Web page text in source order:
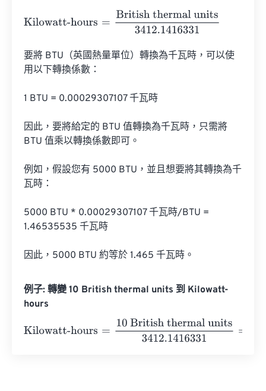
Kilowatt-hours British thermal units3412.1416331
要將 BTU（英國熱量單位）轉換為千瓦時，可以使
用以下轉換係數：
1 BTU = 0.00029307107 千瓦時
因此，要將給定的 BTU 值轉換為千瓦時，只需將
BTU 值乘以轉換係數即可。
例如，假設您有 5000 BTU，並且想要將其轉換為千
瓦時：
5000 BTU * 0.00029307107 千瓦時/BTU =
1.46535535 千瓦時
因此，5000 BTU 約等於 1.465 千瓦時。
例子: 轉變 10 British thermal units 到 Kilowatt-
hours
Kilowatt-hours
10 British thermal units3412.1416331